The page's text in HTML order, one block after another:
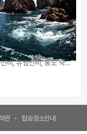
관급) 및 식사(1박 3식), 흑산도버스투어비
관 탑승장소안내